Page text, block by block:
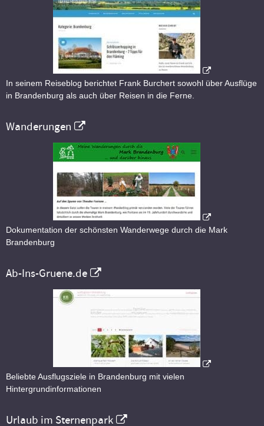
In seinem Reiseblog berichtet Frank Burchert sowohl über Ausflüge
in Brandenburg als auch über Reisen in die Ferne.
Wanderungen
Dokumentation der schönsten Wanderwege durch die Mark
Brandenburg
Ab-Ins-Gruene.de
Beliebte Ausflugsziele in Brandenburg mit vielen
Hintergrundinformationen
Urlaub im Sternenpark